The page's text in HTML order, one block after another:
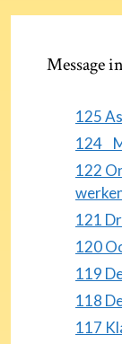
Message
125
124
122
121
120
119
118
117